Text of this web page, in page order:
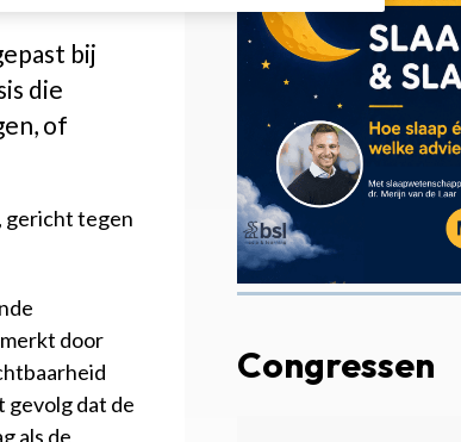
bij
die
of
gericht tegen
door
gevolg dat de
als de
Congressen